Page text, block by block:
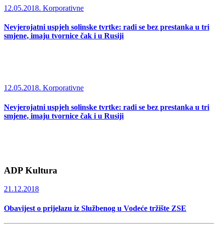
12.05.2018. Korporativne
Nevjerojatni uspjeh solinske tvrtke: radi se bez prestanka u tri
smjene, imaju tvornice čak i u Rusiji
12.05.2018. Korporativne
Nevjerojatni uspjeh solinske tvrtke: radi se bez prestanka u tri
smjene, imaju tvornice čak i u Rusiji
ADP Kultura
21.12.2018
Obavijest o prijelazu iz Službenog u Vodeće tržište ZSE